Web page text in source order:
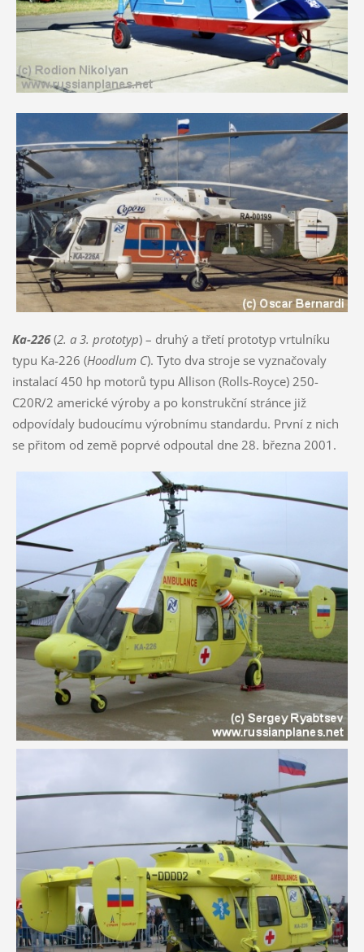
Ka-226(2. a 3. prototyp) – druhý a třetí prototyp vrtulníku
typu Ka-226 (Hoodlum C). Tyto dva stroje se vyznačovaly
instalací 450 hp motorů typu Allison (Rolls-Royce) 250-
C20R/2 americké výroby a po konstrukční stránce již
odpovídaly budoucímu výrobnímu standardu. První z nich
se přitom od země poprvé odpoutal dne 28. března 2001.